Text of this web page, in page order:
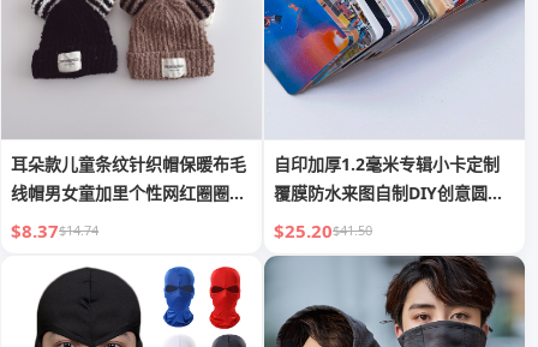
耳朵款儿童条纹针织帽保暖布毛
线帽男女童加里个性网红圈圈纱
ins
$8.37$14.74
自印加厚1.2毫米专辑小卡定制
覆膜防水来图自制DIY创意圆角
双面LOM
$25.20$41.50